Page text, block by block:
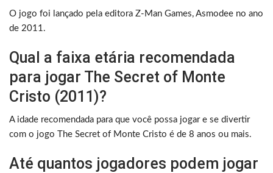
O jogo foi lançado pela editora Z-Man Games, Asmodee no ano
de 2011.
Qual a faixa etária recomendada
para jogar The Secret of Monte
Cristo (2011)?
A idade recomendada para que você possa jogar e se divertir
com o jogo The Secret of Monte Cristo é de 8 anos ou mais.
Até quantos jogadores podem jogar